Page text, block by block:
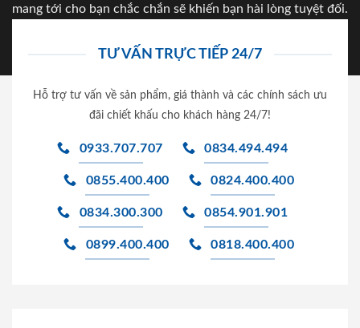
mang tới cho bạn chắc chắn sẽ khiến bạn hài lòng tuyệt đối.
TƯ VẤN TRỰC TIẾP 24/7
Hỗ trợ tư vấn về sản phẩm, giá thành và các chính sách ưu
đãi chiết khấu cho khách hàng 24/7!
0933.707.707 0834.494.494
0855.400.400 0824.400.400
0834.300.300 0854.901.901
0899.400.400 0818.400.400